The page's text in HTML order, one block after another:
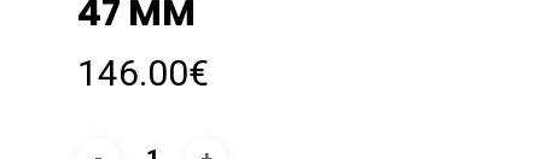
47 MM
146.00€